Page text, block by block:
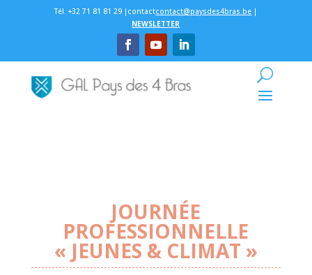
Tél. +32 71 81 81 29 |contactcontact@paysdes4bras.be |
NEWSLETTER
JOURNÉE
PROFESSIONNELLE
« JEUNES & CLIMAT »